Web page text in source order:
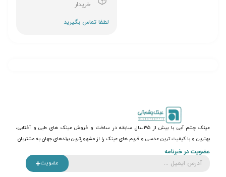
خریدار
عینک چشم آبی با بیش از ۳۵سال سابقه در ساخت و فروش عینک های طبی و آفتابی،
بهترین و با کیفیت ترین عدسی و فریم های عینک را از مشهورترین برندهای جهان به مشتریان
عضویت در خبرنامه
عضویت